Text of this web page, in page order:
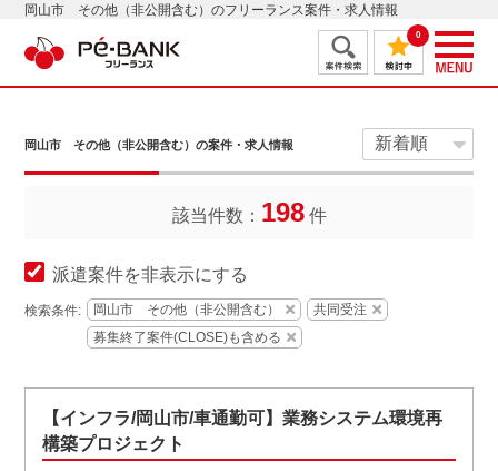
岡山市 その他（非公開含む）のフリーランス案件・求人情報
0
岡山市 その他（非公開含む）の案件・求人情報
該当件数： 198件
派遣案件を非表示にする
検索条件: 岡山市 その他（非公開含む）
共同受注
募集終了案件(CLOSE)も含める
【インフラ/岡山市/車通勤可】業務システム環境再
構築プロジェクト